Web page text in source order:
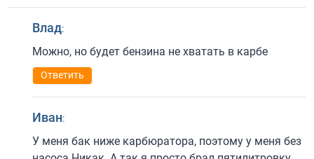
Влад:
Можно, но будет бензина не хватать в карбе
Ответить
Иван:
У меня бак ниже карбюратора, поэтому у меня без